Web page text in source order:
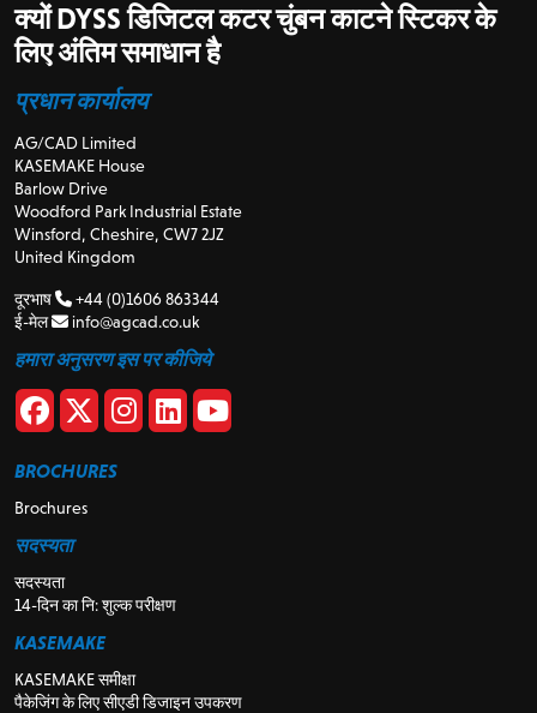
क्यों DYSS डिजिटल कटर चुंबन काटने स्टिकर के
लिए अंतिम समाधान है
प्रधान कार्यालय
AG/CAD Limited
KASEMAKE House
Barlow Drive
Woodford Park Industrial Estate
Winsford, Cheshire, CW7 2JZ
United Kingdom
दूरभाष
+44 (0)1606 863344
ई-मेल
info@agcad.co.uk
हमारा अनुसरण इस पर कीजिये
BROCHURES
Brochures
सदस्यता
सदस्यता
14-दिन का नि: शुल्क परीक्षण
KASEMAKE
KASEMAKE समीक्षा
पैकेजिंग के लिए सीएडी डिजाइन उपकरण